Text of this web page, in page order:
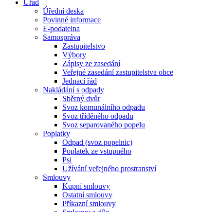
Úřad
Úřední deska
Povinné informace
E-podatelna
Samospráva
Zastupitelstvo
Výbory
Zápisy ze zasedání
Veřejné zasedání zastupitelstva obce
Jednací řád
Nakládání s odpady
Sběrný dvůr
Svoz komunálního odpadu
Svoz tříděného odpadu
Svoz separovaného popelu
Poplatky
Odpad (svoz popelnic)
Poplatek ze vstupného
Psi
Užívání veřejného prostranství
Smlouvy
Kupní smlouvy
Ostatní smlouvy
Příkazní smlouvy